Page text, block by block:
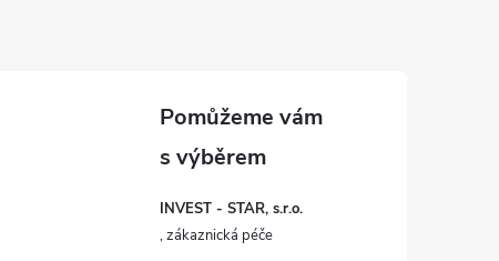
INVEST - STAR, s.r.o.